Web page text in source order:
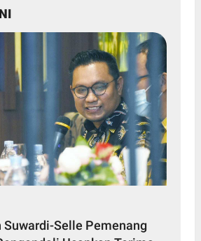
Suwardi-Selle Pemenang